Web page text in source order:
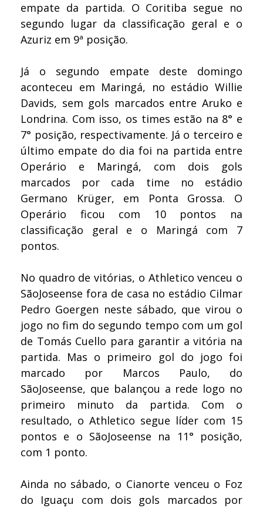
empate da partida. O Coritiba segue no
segundo lugar da classificação geral e o
Azuriz em 9ª posição.
Já o segundo empate deste domingo
aconteceu em Maringá, no estádio Willie
Davids, sem gols marcados entre Aruko e
Londrina. Com isso, os times estão na 8° e
7° posição, respectivamente. Já o terceiro e
último empate do dia foi na partida entre
Operário e Maringá, com dois gols
marcados por cada time no estádio
Germano Krüger, em Ponta Grossa. O
Operário ficou com 10 pontos na
classificação geral e o Maringá com 7
pontos.
No quadro de vitórias, o Athletico venceu o
SãoJoseense fora de casa no estádio Cilmar
Pedro Goergen neste sábado, que virou o
jogo no fim do segundo tempo com um gol
de Tomás Cuello para garantir a vitória na
partida. Mas o primeiro gol do jogo foi
marcado por Marcos Paulo, do
SãoJoseense, que balançou a rede logo no
primeiro minuto da partida. Com o
resultado, o Athletico segue líder com 15
pontos e o SãoJoseense na 11° posição,
com 1 ponto.
Ainda no sábado, o Cianorte venceu o Foz
do Iguaçu com dois gols marcados por